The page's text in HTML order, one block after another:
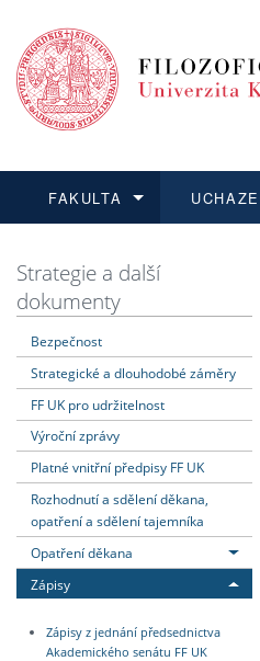
FAKULTA
Dozvědět se více
Podat přihlášku
Dozvědět se více
Dozvědět se více
Dozvědět se více
Strategie a další
dokumenty
Bezpečnost
Strategické a dlouhodobé záměry
FF UK pro udržitelnost
Výroční zprávy
Platné vnitřní předpisy FF UK
Rozhodnutí a sdělení děkana,
opatření a sdělení tajemníka
Opatření děkana
Zápisy
Zápisy z jednání předsednictva
Akademického senátu FF UK